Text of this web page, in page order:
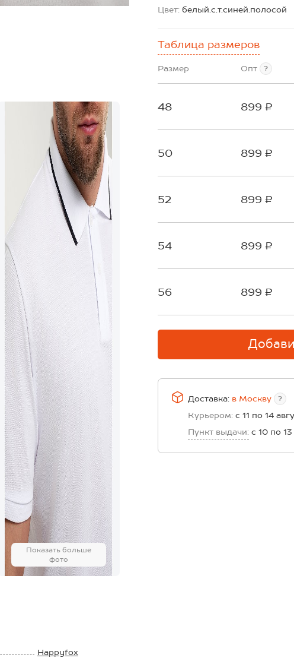
Показать больше
фото
Цвет: белый.с.т.синей.полосой
Таблица размеров
Размер Опт ?
48 899 ₽
50 899 ₽
52 899 ₽
54 899 ₽
56 899 ₽
Доставка: в Москву ?
Курьером: с 11 по 14
Пункт выдачи: с 10 по 13
Happyfox